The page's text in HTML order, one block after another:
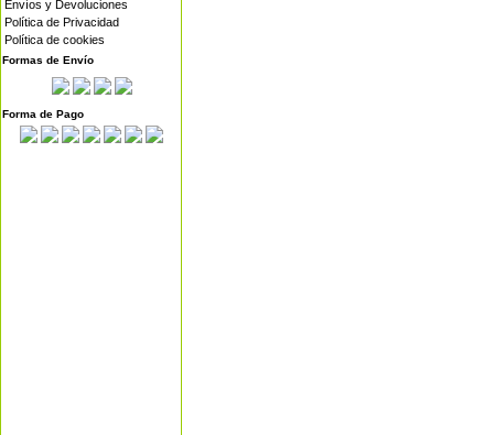
Envíos y Devoluciones
Política de Privacidad
Política de cookies
Formas de Envío
Forma de Pago